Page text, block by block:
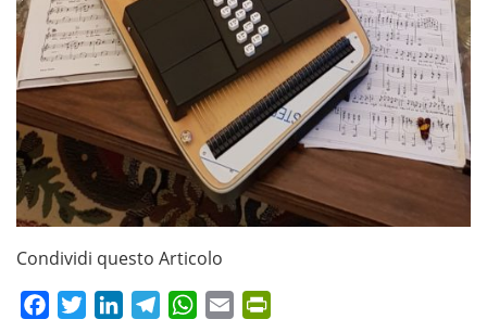
Condividi questo Articolo
FacebookTwitterLinkedInTelegramWhatsApp
Email